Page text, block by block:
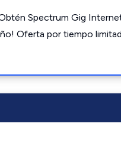
Spectrum Gig
Oferta por tiempo